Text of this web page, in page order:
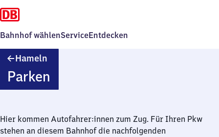
Bahnhof wählenServiceEntdecken
Hameln
Parken
Hier kommen Autofahrer:innen zum Zug. Für Ihren Pkw
stehen an diesem Bahnhof die nachfolgenden